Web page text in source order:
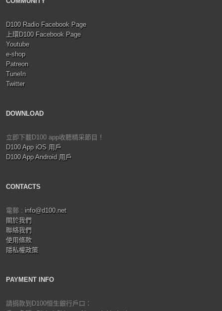
D100 Radio Facebook Page
上環D100 Facebook Page
Youtube
e-shop
Patreon
TuneIn
Twitter
DOWNLOAD
立即下載D100 app收聽精采節目！
D100 App iOS 用戶
D100 App Android 用戶
CONTACTS
電郵 : info@d100.net
關於我們
聯絡我們
使用條款
隱私權政策
PAYMENT INFO
請捐款到D100恒生銀行戶口：